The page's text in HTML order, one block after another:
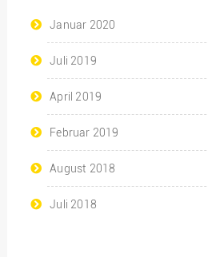
Januar 2020
Juli 2019
April 2019
Februar 2019
August 2018
Juli 2018